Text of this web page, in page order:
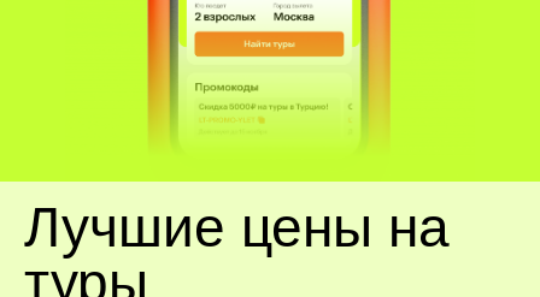
Лучшие цены на
туры